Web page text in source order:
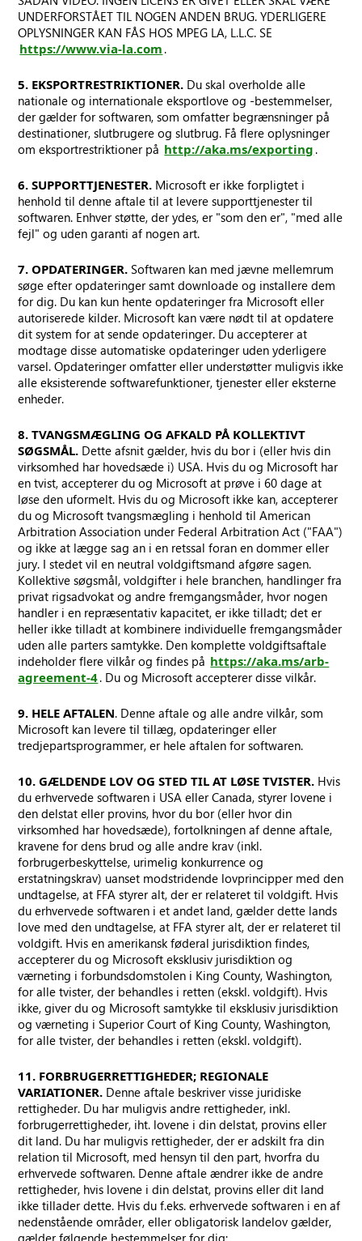
UNDERFORSTÅET TIL NOGEN ANDEN BRUG. YDERLIGERE
OPLYSNINGER KAN FÅS HOS MPEG LA, L.L.C. SE
https://www.via-la.com .
5. EKSPORTRESTRIKTIONER. Du skal overholde alle
nationale og internationale eksportlove og -bestemmelser,
der gælder for softwaren, som omfatter begrænsninger på
destinationer, slutbrugere og slutbrug. Få flere oplysninger
om eksportrestriktioner på http://aka.ms/exporting .
6. SUPPORTTJENESTER. Microsoft er ikke forpligtet i
henhold til denne aftale til at levere supporttjenester til
softwaren. Enhver støtte, der ydes, er "som den er", "med alle
fejl" og uden garanti af nogen art.
7. OPDATERINGER. Softwaren kan med jævne mellemrum
søge efter opdateringer samt downloade og installere dem
for dig. Du kan kun hente opdateringer fra Microsoft eller
autoriserede kilder. Microsoft kan være nødt til at opdatere
dit system for at sende opdateringer. Du accepterer at
modtage disse automatiske opdateringer uden yderligere
varsel. Opdateringer omfatter eller understøtter muligvis ikke
alle eksisterende softwarefunktioner, tjenester eller eksterne
enheder.
8. TVANGSMÆGLING OG AFKALD PÅ KOLLEKTIVT
SØGSMÅL. Dette afsnit gælder, hvis du bor i (eller hvis din
virksomhed har hovedsæde i) USA. Hvis du og Microsoft har
en tvist, accepterer du og Microsoft at prøve i 60 dage at
løse den uformelt. Hvis du og Microsoft ikke kan, accepterer
du og Microsoft tvangsmægling i henhold til American
Arbitration Association under Federal Arbitration Act ("FAA")
og ikke at lægge sag an i en retssal foran en dommer eller
jury. I stedet vil en neutral voldgiftsmand afgøre sagen.
Kollektive søgsmål, voldgifter i hele branchen, handlinger fra
privat rigsadvokat og andre fremgangsmåder, hvor nogen
handler i en repræsentativ kapacitet, er ikke tilladt; det er
heller ikke tilladt at kombinere individuelle fremgangsmåder
uden alle parters samtykke. Den komplette voldgiftsaftale
indeholder flere vilkår og findes på https://aka.ms/arb-
agreement-4. Du og Microsoft accepterer disse vilkår.
9. HELE AFTALEN. Denne aftale og alle andre vilkår, som
Microsoft kan levere til tillæg, opdateringer eller
tredjepartsprogrammer, er hele aftalen for softwaren.
10. GÆLDENDE LOV OG STED TIL AT LØSE TVISTER. Hvis
du erhvervede softwaren i USA eller Canada, styrer lovene i
den delstat eller provins, hvor du bor (eller hvor din
virksomhed har hovedsæde), fortolkningen af denne aftale,
kravene for dens brud og alle andre krav (inkl.
forbrugerbeskyttelse, urimelig konkurrence og
erstatningskrav) uanset modstridende lovprincipper med den
undtagelse, at FFA styrer alt, der er relateret til voldgift. Hvis
du erhvervede softwaren i et andet land, gælder dette lands
love med den undtagelse, at FFA styrer alt, der er relateret til
voldgift. Hvis en amerikansk føderal jurisdiktion findes,
accepterer du og Microsoft eksklusiv jurisdiktion og
værneting i forbundsdomstolen i King County, Washington,
for alle tvister, der behandles i retten (ekskl. voldgift). Hvis
ikke, giver du og Microsoft samtykke til eksklusiv jurisdiktion
og værneting i Superior Court of King County, Washington,
for alle tvister, der behandles i retten (ekskl. voldgift).
11. FORBRUGERRETTIGHEDER; REGIONALE
VARIATIONER. Denne aftale beskriver visse juridiske
rettigheder. Du har muligvis andre rettigheder, inkl.
forbrugerrettigheder, iht. lovene i din delstat, provins eller
dit land. Du har muligvis rettigheder, der er adskilt fra din
relation til Microsoft, med hensyn til den part, hvorfra du
erhvervede softwaren. Denne aftale ændrer ikke de andre
rettigheder, hvis lovene i din delstat, provins eller dit land
ikke tillader dette. Hvis du f.eks. erhvervede softwaren i en af
nedenstående områder, eller obligatorisk landelov gælder,
gælder følgende bestemmelser for dig: